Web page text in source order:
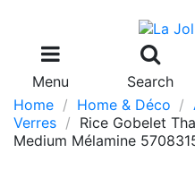
Menu Search
Home
Home & Déco
Verres
Rice Gobelet
Medium Mélamine